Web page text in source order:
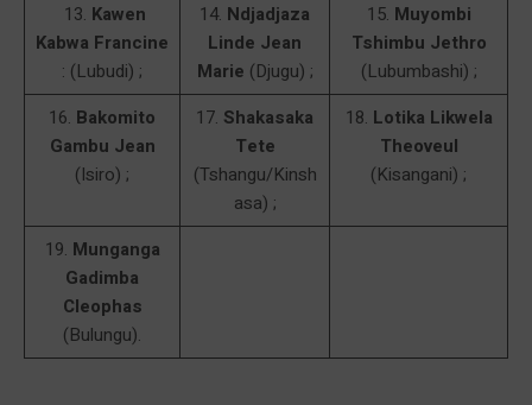
13. Kawen
Kabwa Francine
: (Lubudi) ;
14. Ndjadjaza
Linde Jean
Marie (Djugu) ;
15. Muyombi
Tshimbu Jethro
(Lubumbashi) ;
16. Bakomito
Gambu Jean
(Isiro) ;
17. Shakasaka
Tete
(Tshangu/Kinsh
asa) ;
18. Lotika Likwela
Theoveul
(Kisangani) ;
19. Munganga
Gadimba
Cleophas
(Bulungu).